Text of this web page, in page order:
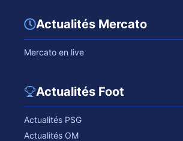
Actualités Mercato
Mercato en live
Actualités Foot
Actualités PSG
Actualités OM